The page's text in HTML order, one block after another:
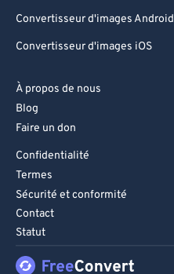
Convertisseur d'images Android
Convertisseur d'images iOS
À propos de nous
Blog
Faire un don
Confidentialité
Termes
Sécurité et conformité
Contact
Statut